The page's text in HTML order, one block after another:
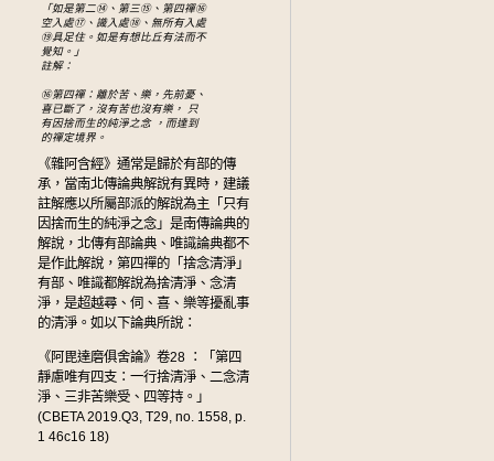
「如是第二⑭、第三⑮、第四禪⑯
空入處⑰、識入處⑱、無所有入處
⑲具足住。如是有想比丘有法而不
覺知。」
註解：
⑯第四禪：離於苦、樂，先前憂、
喜已斷了，沒有苦也沒有樂， 只
有因捨而生的純淨之念 ，而達到
的禪定境界。
《雜阿含經》通常是歸於有部的傳
承，當南北傳論典解說有異時，建議
註解應以所屬部派的解說為主「只有
因捨而生的純淨之念」是南傳論典的
解說，北傳有部論典、唯識論典都不
是作此解說，第四禪的「捨念清淨」
有部、唯識都解說為捨清淨、念清
淨，是超越尋、伺、喜、樂等擾亂事
的清淨。如以下論典所說：
《阿毘達磨俱舍論》卷28 ：「第四
靜慮唯有四支：一行捨清淨、二念清
淨、三非苦樂受、四等持。」
(CBETA 2019.Q3, T29, no. 1558, p.
1 46c16 18)